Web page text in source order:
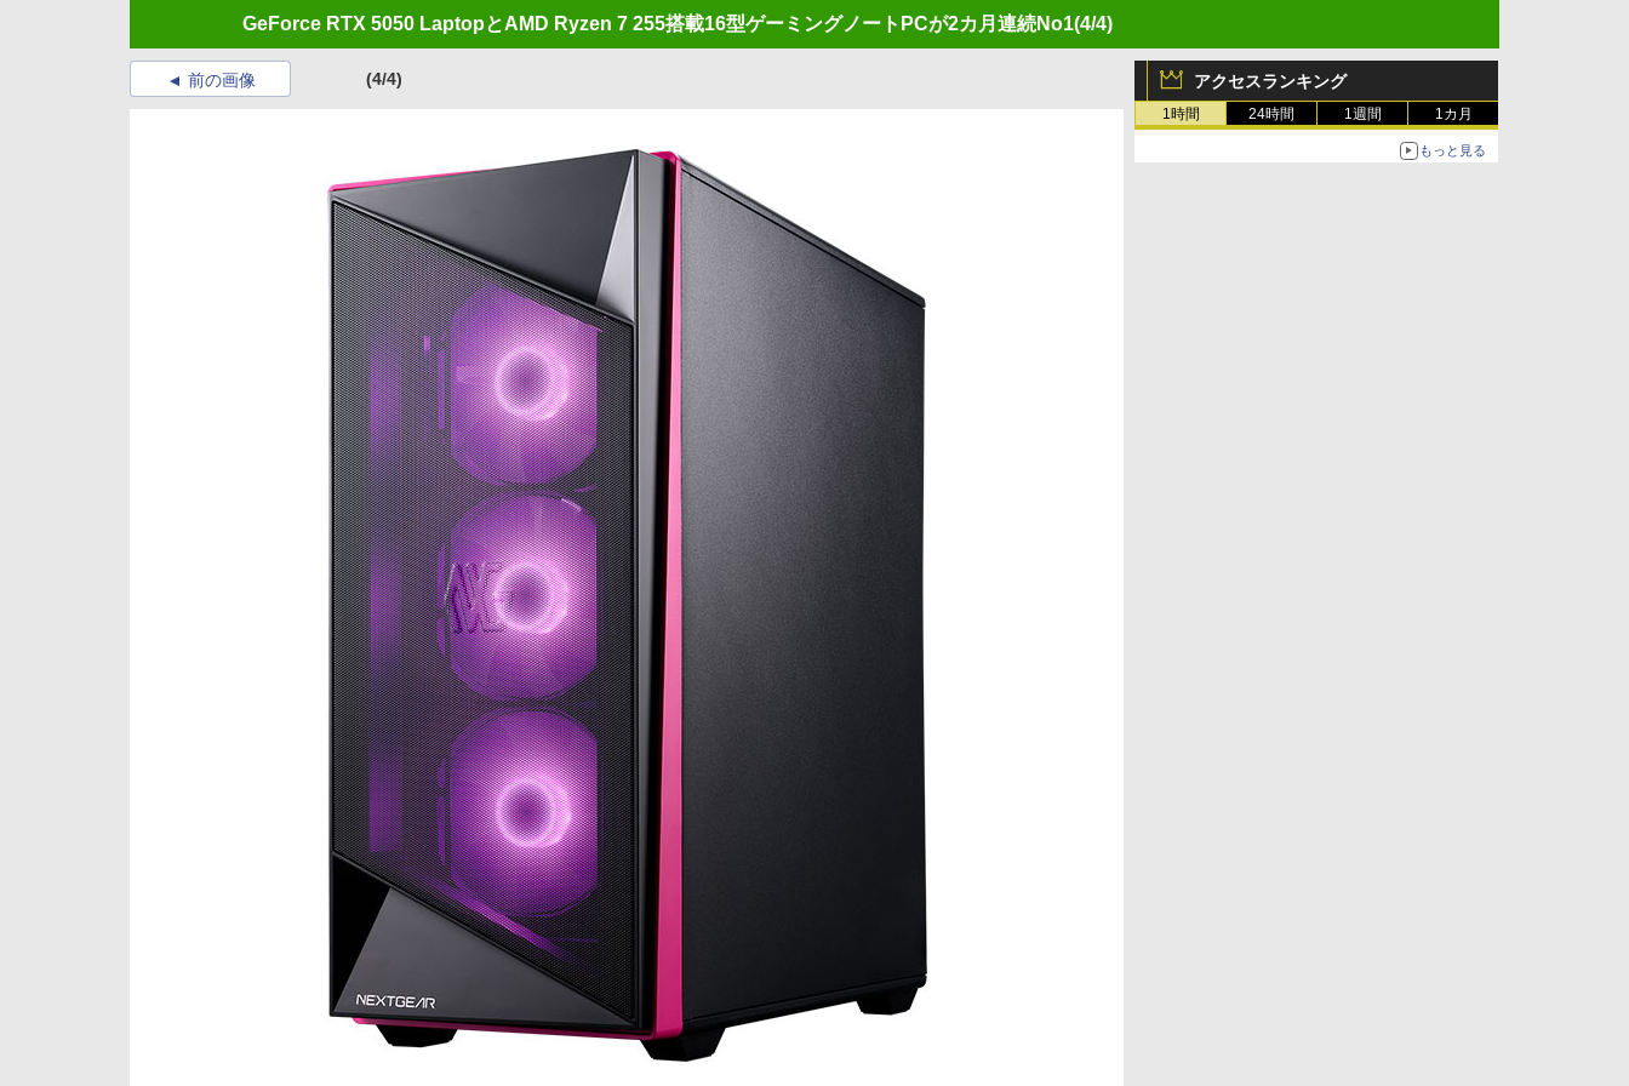
GeForce RTX 5050 LaptopとAMD Ryzen 7 255搭載16型ゲーミングノートPCが2カ月連続No1(4/4)
アクセスランキング
1時間 24時間 1週間 1カ月
もっと見る
前の画像 (4/4)